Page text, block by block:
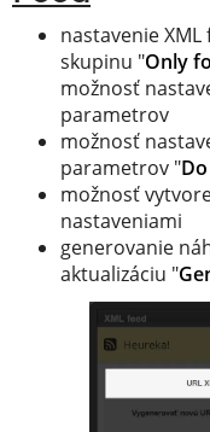
nastavenie
skupinu "Only
možnosť
parametrov
možnosť
parametrov "
možnosť
nastaveniami
generovanie
aktualizáciu "